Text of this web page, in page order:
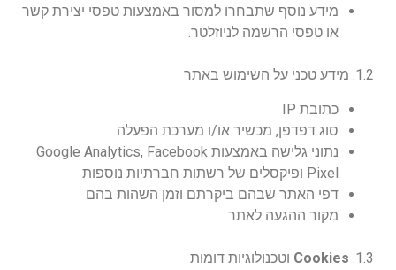
מידע נוסף שתבחרו למסור באמצעות טפסי יצירת קשר
או טפסי הרשמה לניוזלטר.
1.2. מידע טכני על השימוש באתר
כתובת IP
סוג דפדפן, מכשיר או/ו מערכת הפעלה
נתוני גלישה באמצעות Google Analytics, Facebook
Pixel ופיקסלים של רשתות חברתיות נוספות
דפי האתר שבהם ביקרתם וזמן השהות בהם
מקור ההגעה לאתר
1.3.
Cookies וטכנולוגיות דומות